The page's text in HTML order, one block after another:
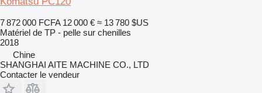
7 872 000 FCFA 12 000 € ≈ 13 780 $US
Matériel de TP - pelle sur chenilles
2018
Chine
SHANGHAI AITE MACHINE CO., LTD
Contacter le vendeur